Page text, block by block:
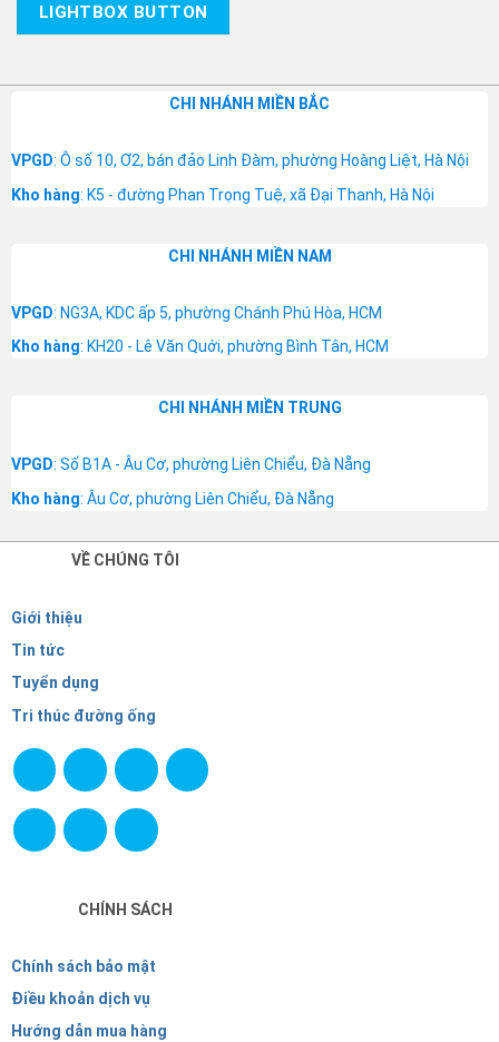
LIGHTBOX BUTTON
CHI NHÁNH MIỀN BẮC
VPGD: Ô số 10, Ơ2, bán đảo Linh Đàm, phường Hoàng Liệt, Hà Nội
Kho hàng: K5 - đường Phan Trọng Tuệ, xã Đại Thanh, Hà Nội
CHI NHÁNH MIỀN NAM
VPGD: NG3A, KDC ấp 5, phường Chánh Phú Hòa, HCM
Kho hàng: KH20 - Lê Văn Quới, phường Bình Tân, HCM
CHI NHÁNH MIỀN TRUNG
VPGD: Số B1A - Âu Cơ, phường Liên Chiểu, Đà Nẵng
Kho hàng: Âu Cơ, phường Liên Chiểu, Đà Nẵng
VỀ CHÚNG TÔI
Giới thiệu
Tin tức
Tuyển dụng
Tri thúc đường ống
CHÍNH SÁCH
Chính sách bảo mật
Điều khoản dịch vụ
Hướng dẫn mua hàng